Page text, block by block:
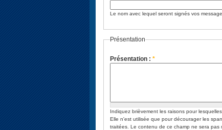
Le nom avec lequel seront signés vos
Présentation
Présentation : *
Indiquez brièvement les raisons pour lesquelles vous souhaitez vous inscrire
Elle n'est utilisée que pour décourager les
traitées. Le contenu de ce champ ne sera